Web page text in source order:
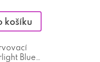
košíku
Blue